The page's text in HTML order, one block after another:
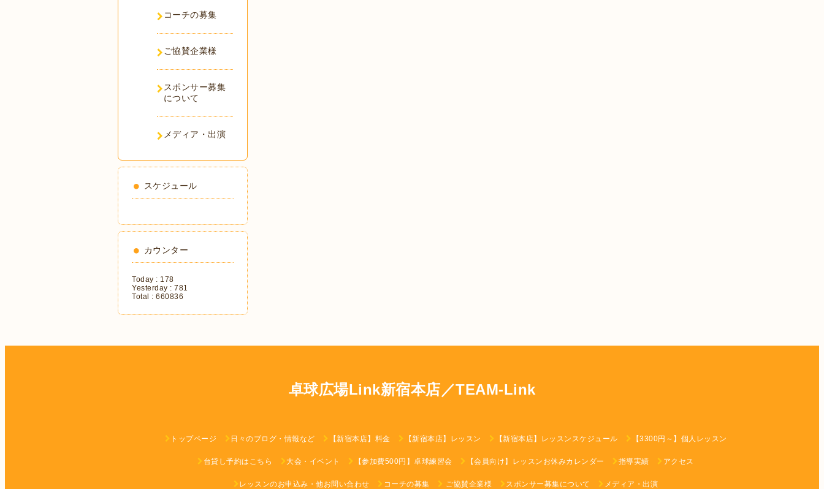
コーチの募集
ご協賛企業様
スポンサー募集
について
メディア・出演
スケジュール
カウンター
Today : 178
Yesterday : 781
Total : 660836
卓球広場Link新宿本店／TEAM-Link
トップページ 日々のブログ・情報など 【新宿本店】料金 【新宿本店】レッスン 【新宿本店】レッスンスケジュール 【3300円～】個人レッスン
台貸し予約はこちら 大会・イベント 【参加費500円】卓球練習会 【会員向け】レッスンお休みカレンダー 指導実績 アクセス
レッスンのお申込み・他お問い合わせ コーチの募集 ご協賛企業様 スポンサー募集について メディア・出演